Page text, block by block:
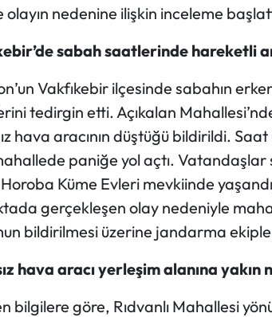
olayın nedenine ilişkin inceleme
sabah saatlerinde hareketli
Vakfıkebir ilçesinde sabahın
tedirgin etti. Açıkalan
hava aracının düştüğü bildirildi.
paniğe yol açtı.
Küme Evleri mevkiinde
gerçekleşen olay nedeniyle
bildirilmesi üzerine jandarma
hava aracı yerleşim alanına
bilgilere göre, Rıdvanlı Mahallesi